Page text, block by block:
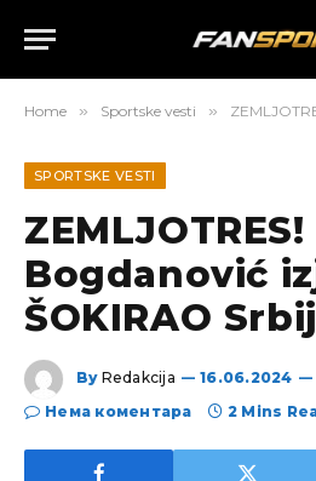
Home » Sportske vesti » ZEMLJOTRES!
SPORTSKE VESTI
Bogdanović
ŠOKIRAO
By Redakcija 16.06.2024
Нема коментара
2 Mins